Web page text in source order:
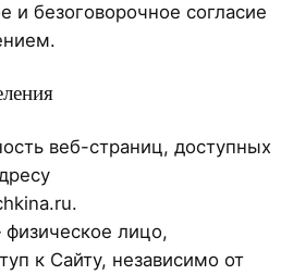
и безоговорочное согласие
веб-страниц, доступных
лицо,
к Сайту, независимо от